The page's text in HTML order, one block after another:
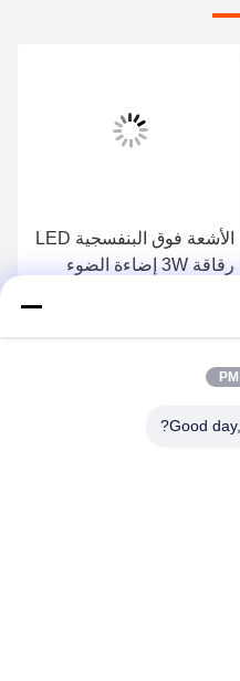
الأشعة فوق البنفسجية LED
رقاقة 3W إضاءة الضوء
احصل على افضل سعر
Good